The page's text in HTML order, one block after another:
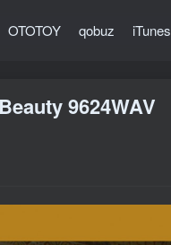
OTOTOY qobuz iTunes
9624WAV